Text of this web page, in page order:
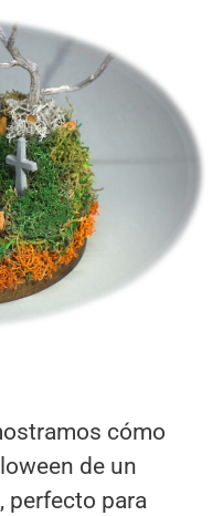
cómo
de un
perfecto para